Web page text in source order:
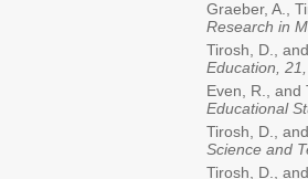
Graeber, A.,
Research in
Tirosh, D.,
Education , 21,
Even, R., and
Educational
Tirosh, D.,
Science and
Tirosh, D.,